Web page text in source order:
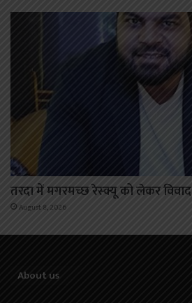
तरदा में मगरमच्छ रेस्क्यू को लेकर विवाद
August 8, 2026
About us